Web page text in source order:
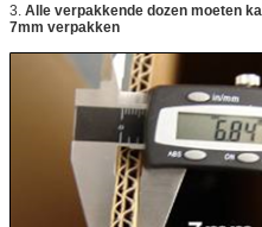
3. Alle verpakkende dozen moeten
7mm verpakken